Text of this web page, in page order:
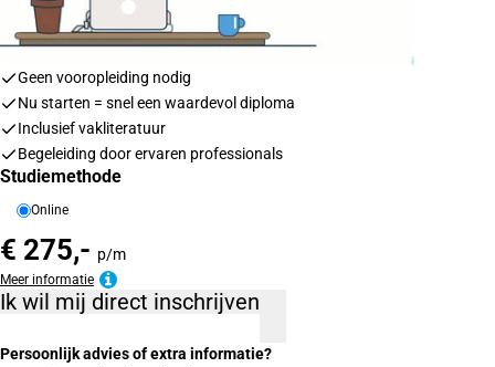
Geen vooropleiding nodig
Nu starten = snel een waardevol diploma
Inclusief vakliteratuur
Begeleiding door ervaren professionals
Studiemethode
Online
€ 275,- p/m
Meer informatie
Ik wil mij direct inschrijven
Persoonlijk advies of extra informatie?